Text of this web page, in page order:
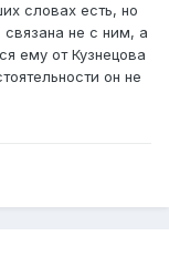
словах есть, но
не с ним, а
ему от Кузнецова
он не